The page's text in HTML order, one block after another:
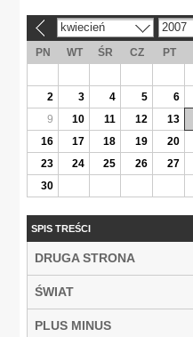
kwiecień 2007
PN WT ŚR CZ PT
2
3 4 5 6
9
10 11 12 13
16
17 18 19 20
23
24 25 26 27
30
SPIS TREŚCI
DRUGA STRONA
ŚWIAT
PLUS MINUS